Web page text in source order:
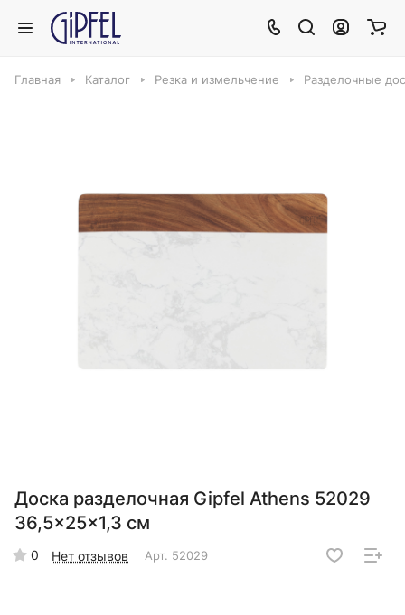
Главная Каталог Резка и измельчение Разделочные
Доска разделочная Gipfel Athens 52029
36,5x25x1,3 см
0 Нет отзывов Арт. 52029